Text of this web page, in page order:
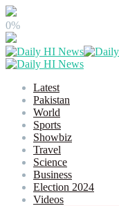
0%
Latest
Pakistan
World
Sports
Showbiz
Travel
Science
Business
Election 2024
Videos